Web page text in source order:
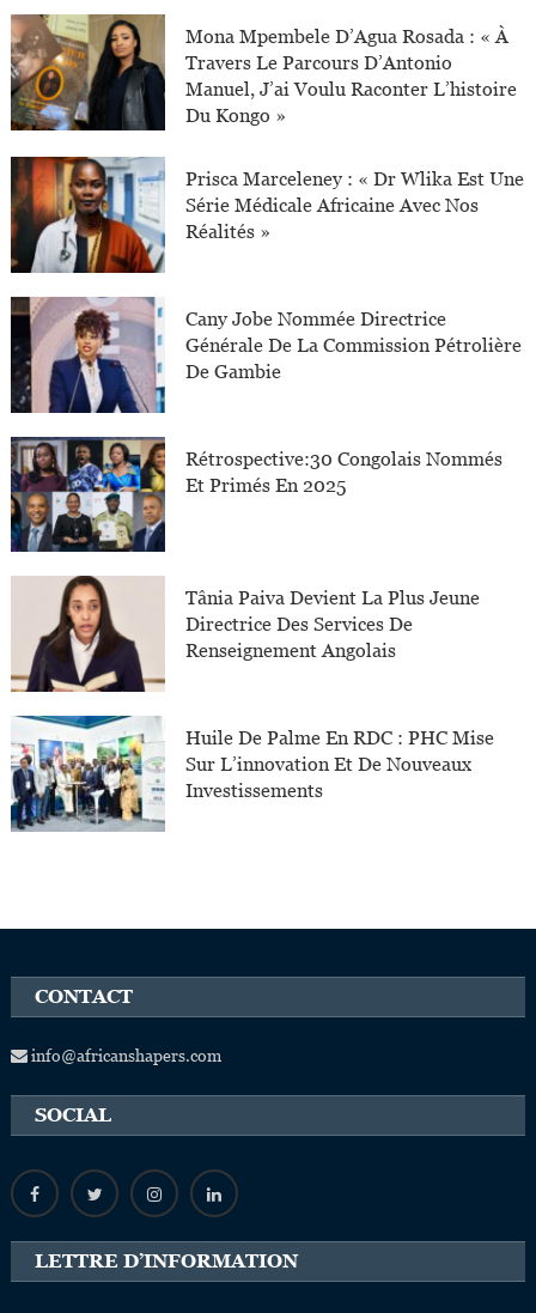
Des
Maladies?
articles
Mona Mpembele D’Agua Rosada : « À
Travers Le Parcours D’Antonio
Manuel, J’ai Voulu Raconter L’histoire
Du Kongo »
Prisca Marceleney : « Dr Wlika Est Une
Série Médicale Africaine Avec Nos
Réalités »
Cany Jobe Nommée Directrice
Générale De La Commission Pétrolière
De Gambie
Rétrospective:30 Congolais Nommés
Et Primés En 2025
Tânia Paiva Devient La Plus Jeune
Directrice Des Services De
Renseignement Angolais
Huile De Palme En RDC : PHC Mise
Sur L’innovation Et De Nouveaux
Investissements
CONTACT
info@africanshapers.com
SOCIAL
LETTRE D’INFORMATION